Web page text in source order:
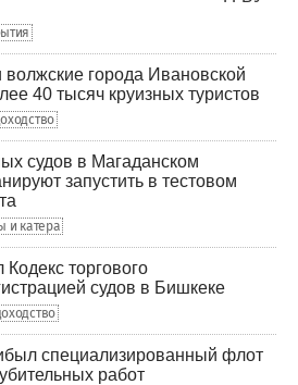
города Ивановской
40 тысяч круизных туристов
судов в Магаданском
запустить в тестовом
и катера
торгового
судов в Бишкеке
специализированный флот
работ